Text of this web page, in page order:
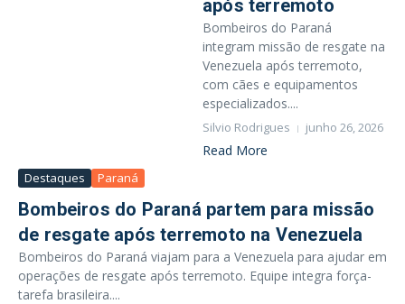
após terremoto
Bombeiros do Paraná
integram missão de resgate na
Venezuela após terremoto,
com cães e equipamentos
especializados....
Silvio Rodrigues junho 26, 2026
Read More
Destaques Paraná
Bombeiros do Paraná partem para missão
de resgate após terremoto na Venezuela
Bombeiros do Paraná viajam para a Venezuela para ajudar em
operações de resgate após terremoto. Equipe integra força-
tarefa brasileira....